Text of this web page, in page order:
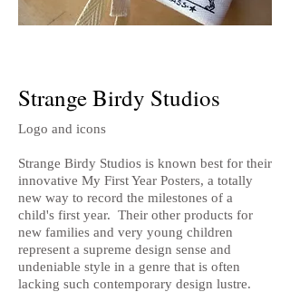
Strange Birdy Studios
Logo and icons
Strange Birdy Studios is known best for their
innovative My First Year Posters, a totally
new way to record the milestones of a
child's first year. Their other products for
new families and very young children
represent a supreme design sense and
undeniable style in a genre that is often
lacking such contemporary design lustre.